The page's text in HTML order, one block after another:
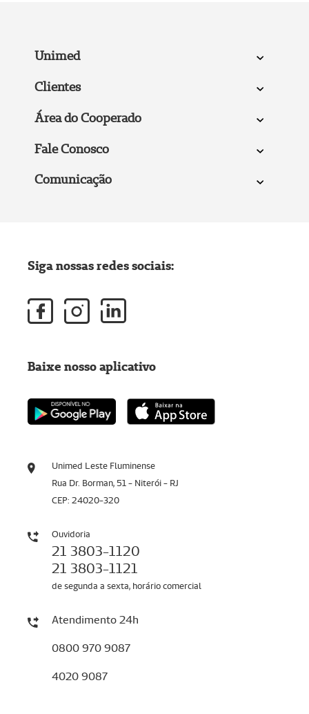
Unimed
Clientes
Área do Cooperado
Fale Conosco
Comunicação
Unimed Leste Fluminense
Rua Dr. Borman, 51 - Niterói - RJ
CEP: 24020-320
Ouvidoria
21 3803-1120
21 3803-1121
de segunda a sexta, horário comercial
Atendimento 24h
0800 970 9087
4020 9087
Siga nossas redes sociais:
Baixe nosso aplicativo